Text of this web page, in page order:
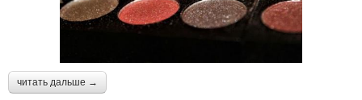
читать дальше →